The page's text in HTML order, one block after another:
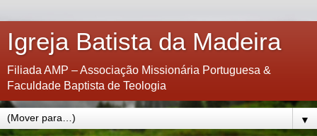
Igreja Batista da Madeira
Filiada AMP – Associação Missionária Portuguesa &
Faculdade Baptista de Teologia
▼